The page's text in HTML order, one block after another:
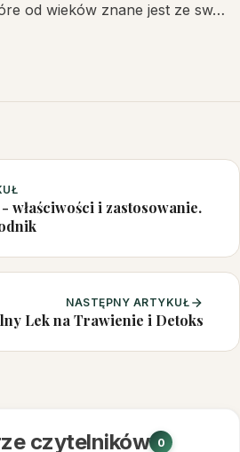
od wieków znane jest ze sw…
właściwości i zastosowanie.
NASTĘPNY ARTYKUŁ
Lek na Trawienie i Detoks
czytelników 0